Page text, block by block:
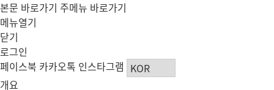
본문 바로가기 주메뉴 바로가기
메뉴열기
닫기
로그인
페이스북 카카오톡 인스타그램
개요